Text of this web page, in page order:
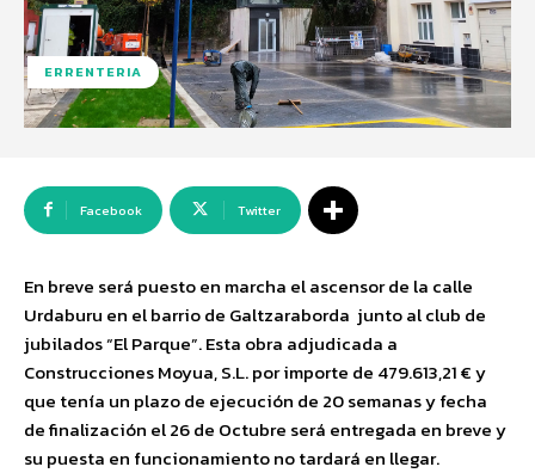
ERRENTERIA
Facebook Twitter
En breve será puesto en marcha el ascensor de la calle
Urdaburu en el barrio de Galtzaraborda junto al club de
jubilados “El Parque”. Esta obra adjudicada a
Construcciones Moyua, S.L. por importe de 479.613,21€y
que tenía un plazo de ejecución de 20 semanas y fecha
de finalización el 26 de Octubre será entregada en breve y
su puesta en funcionamiento no tardará en llegar.